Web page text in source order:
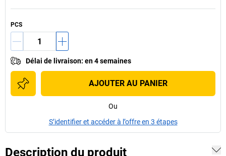
PCS
Délai de livraison: en 4 semaines
AJOUTER AU PANIER
Ou
S’identifier et accéder à l’offre en 3 étapes
Description du produit